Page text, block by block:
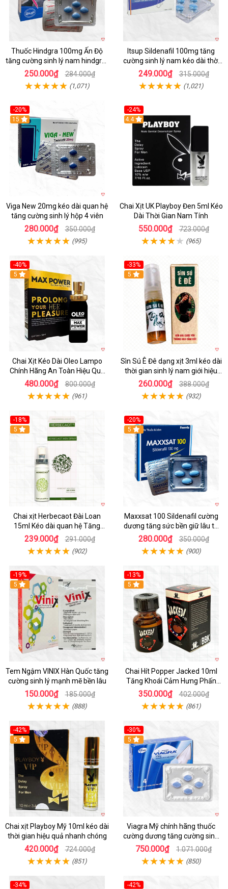
Thuốc Hindgra 100mg Ấn Độ
tăng cường sinh lý nam hindgra-
100 chống xts cương dương
250.000₫ 284.000₫
(1,071)
Itsup Sildenafil 100mg tăng
cường sinh lý nam kéo dài thời
gian hiệu quả
249.000₫ 315.000₫
(1,021)
-20%
15
Viga New 20mg kéo dài quan hệ
tăng cường sinh lý hộp 4 viên
280.000₫ 350.000₫
(995)
-24%
Hot
4.4
Chai Xịt UK Playboy Đen 5ml Kéo
Dài Thời Gian Nam Tính
550.000₫ 723.000₫
(965)
-40%
5
Chai Xịt Kéo Dài Oleo Lampo
Chính Hãng An Toàn Hiệu Quả
Nam Giới
480.000₫ 800.000₫
(961)
-33%
5
Sìn Sú Ê Đê dạng xịt 3ml kéo dài
thời gian sinh lý nam giới hiệu
quả
260.000₫ 388.000₫
(932)
-18%
5
Chai xịt Herbecaot Đài Loan
15ml Kéo dài quan hệ Tăng
hưng phấn nhanh
239.000₫ 291.000₫
(902)
-20%
5
Maxxsat 100 Sildenafil cường
dương tăng sức bền giữ lâu tự
tin phái mạnh
280.000₫ 350.000₫
(900)
-19%
5
Tem Ngậm VINIX Hàn Quốc tăng
cường sinh lý mạnh mẽ bền lâu
150.000₫ 185.000₫
(888)
-13%
5
Chai Hít Popper Jacked 10ml
Tăng Khoái Cảm Hưng Phấn
Mạnh
350.000₫ 402.000₫
(861)
-42%
5
Chai xịt Playboy Mỹ 10ml kéo dài
thời gian hiệu quả nhanh chóng
420.000₫ 724.000₫
(851)
-30%
5
Viagra Mỹ chính hãng thuốc
cường dương tăng cường sinh
lực kéo dài
750.000₫ 1.071.000₫
(850)
-34%
-42%